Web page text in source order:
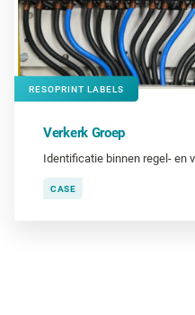
RESOPRINT LABELS
Verkerk Groep
CASE